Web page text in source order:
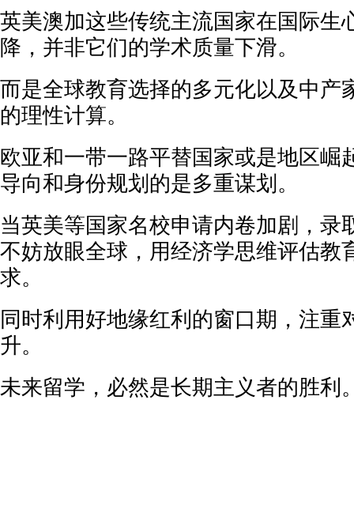
英美澳加这些传统主流国家在国际生
降，并非它们的学术质量下滑。
而是全球教育选择的多元化以及中产
的理性计算。
欧亚和一带一路平替国家或是地区崛
导向和身份规划的是多重谋划。
当英美等国家名校申请内卷加剧，录
不妨放眼全球，用经济学思维评估教
求。
同时利用好地缘红利的窗口期，注重
升。
未来留学，必然是长期主义者的胜利